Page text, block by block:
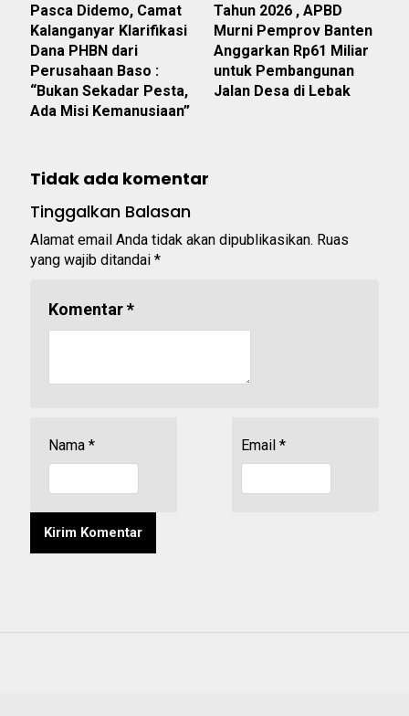
Pasca Didemo, Camat
Kalanganyar Klarifikasi
Dana PHBN dari
Perusahaan Baso :
“Bukan Sekadar Pesta,
Ada Misi Kemanusiaan”
Tahun 2026 , APBD
Murni Pemprov Banten
Anggarkan Rp61 Miliar
untuk Pembangunan
Jalan Desa di Lebak
Tidak ada komentar
Tinggalkan Balasan
Alamat email Anda tidak akan dipublikasikan. Ruas
yang wajib ditandai *
Komentar*
Nama * Email *